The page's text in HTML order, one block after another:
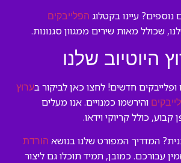
נוספים? עיינו בקטלוג הפלייבקים
שכולל מאות שירים ממגוון סגנונות.
היוטיוב שלנו
חדשים! לחצו כאן לביקור בערוץ
והירשמו כמנויים. אנו מעלים
כולל קריוקי וידאו.
המדריך המפורט שלנו בנושא הורדת
עבורכם. כמובן, תמיד תוכלו גם ליצור